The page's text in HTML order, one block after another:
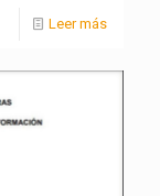
Leer más